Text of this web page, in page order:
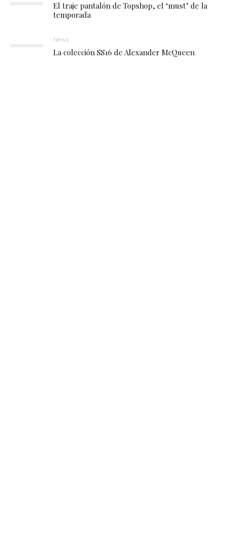
El traje pantalón de Topshop, el ‘must’ de la
temporada
News
La colección SS16 de Alexander McQueen